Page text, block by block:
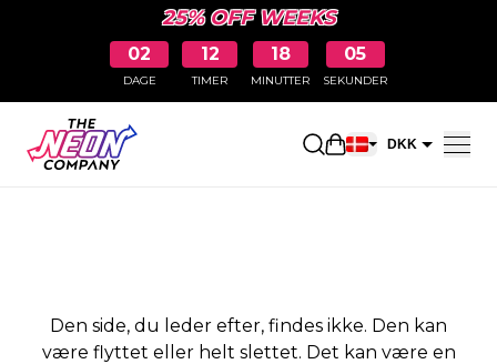
25% OFF WEEKS
02
DAGE
12
TIMER
18
MINUTTER
04
SEKUNDER
Åbn DKK
SIDEN BLEV IKKE
Den side, du leder efter, findes ikke. Den kan
være flyttet eller helt slettet. Det kan være en